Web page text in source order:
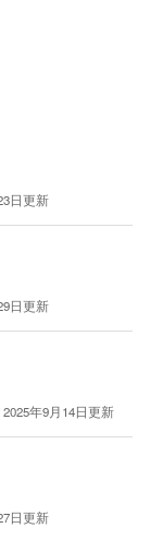
日更新
日更新
2025年9月14日更新
日更新